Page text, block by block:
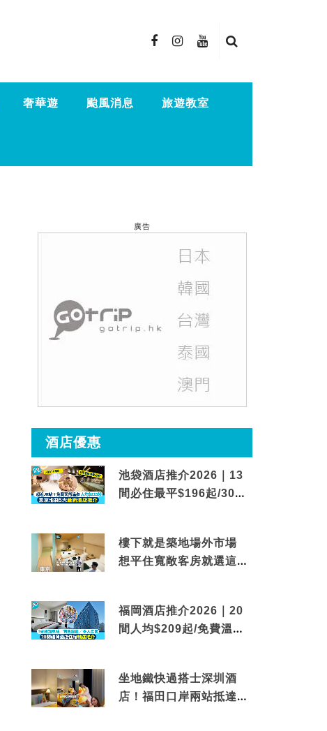
奢華遊 颱風消息 旅遊教室
廣告
酒店優惠
池袋酒店推介2026｜13
間必住最平$196起/30秒
樓下就是築地場外市場
想平住寬敞客房就選這間
福岡酒店推介2026｜20
間人均$209起/免費溫泉/
坐地鐵快過搭士深圳酒
店！福田口岸兩站抵達